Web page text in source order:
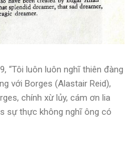
“Tôi luôn luôn nghĩ thiên đàng
với Borges (Alastair Reid),
chính xừ lủy, cám ơn lia
sự thực không nghĩ ông có